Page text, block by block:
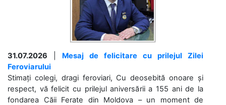
31.07.2026
Mesaj de felicitare cu prilejul Zilei
Feroviarului
Stimați colegi, dragi feroviari, Cu deosebită onoare și
respect, vă felicit cu prilejul aniversării a 155 ani de la
fondarea Căii Ferate din Moldova – un moment de